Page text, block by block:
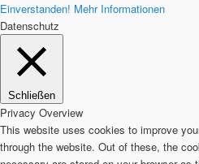
Einverstanden! Mehr Informationen
Datenschutz
Schließen
Privacy Overview
This website uses cookies to improve
through the website. Out of these, the